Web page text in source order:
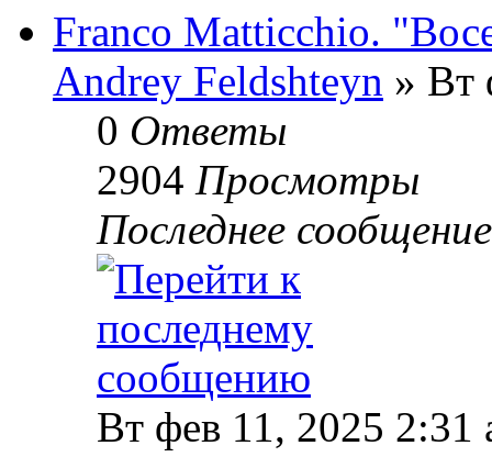
Franco Matticchio.
Andrey Feldshteyn » Вт
0 Ответы
2904 Просмотры
Последнее
Вт фев 11, 2025 2:31